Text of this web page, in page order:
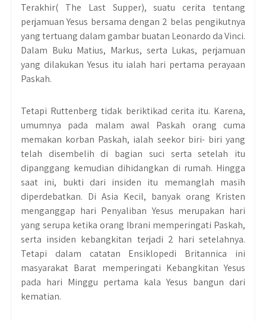
Terakhir( The Last Supper), suatu cerita tentang
perjamuan Yesus bersama dengan 2 belas pengikutnya
yang tertuang dalam gambar buatan Leonardo da Vinci.
Dalam Buku Matius, Markus, serta Lukas, perjamuan
yang dilakukan Yesus itu ialah hari pertama perayaan
Paskah.
Tetapi Ruttenberg tidak beriktikad cerita itu. Karena,
umumnya pada malam awal Paskah orang cuma
memakan korban Paskah, ialah seekor biri- biri yang
telah disembelih di bagian suci serta setelah itu
dipanggang kemudian dihidangkan di rumah. Hingga
saat ini, bukti dari insiden itu memanglah masih
diperdebatkan. Di Asia Kecil, banyak orang Kristen
menganggap hari Penyaliban Yesus merupakan hari
yang serupa ketika orang Ibrani memperingati Paskah,
serta insiden kebangkitan terjadi 2 hari setelahnya.
Tetapi dalam catatan Ensiklopedi Britannica ini
masyarakat Barat memperingati Kebangkitan Yesus
pada hari Minggu pertama kala Yesus bangun dari
kematian.